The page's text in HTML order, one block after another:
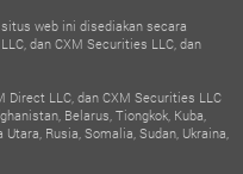
web ini disediakan secara
dan CXM Securities LLC, dan
Direct LLC, dan CXM Securities LLC
Belarus, Tiongkok, Kuba,
Rusia, Somalia, Sudan, Ukraina,